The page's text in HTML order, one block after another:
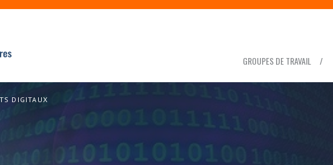
GROUPES DE TRAVAIL
DIGITAUX